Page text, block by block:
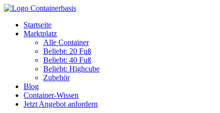
Startseite
Marktplatz
Alle Container
Beliebt: 20 Fuß
Beliebt: 40 Fuß
Beliebt: Highcube
Zubehör
Blog
Container-Wissen
Jetzt Angebot anfordern